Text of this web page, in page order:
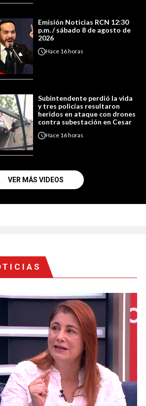
Emisión Noticias RCN 12:30
p.m. / sábado 8 de agosto de
2026
Hace 16 horas
Subintendente perdió la vida
y tres policías resultaron
heridos en ataque con drones
contra subestación en Cesar
Hace 16 horas
VER MÁS VIDEOS